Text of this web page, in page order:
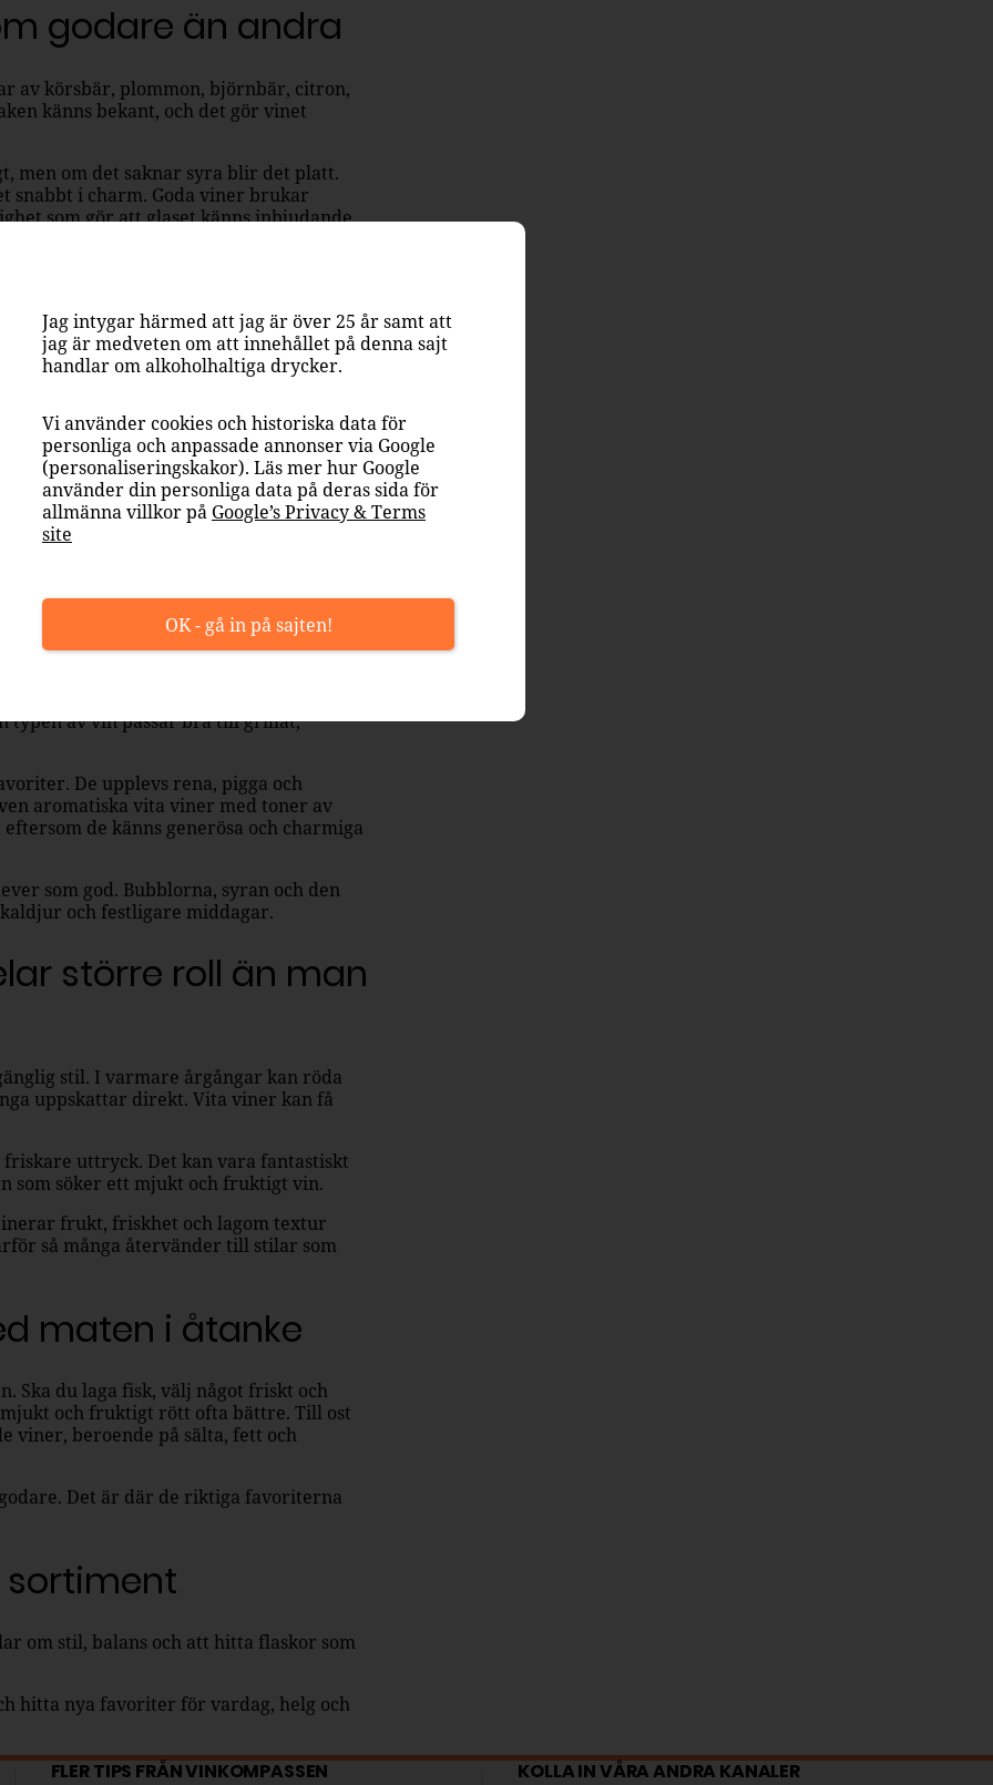
godare än andra
av körsbär, plommon, björnbär, citron,
känns bekant, och det gör vinet
men om det saknar syra blir det platt.
snabbt i charm. Goda viner brukar
som gör att glaset känns inbjudande
många tycker om:
mat blir ofta publikfavoriter. Ett
som fungerar från aperitif till förrätt
är goda
medelhög strävhet, generös frukt och
De känns sällan kantiga, vilket gör
Här finns mer mörk frukt, ibland inslag
typen av vin passar bra till grillat,
De upplevs rena, pigga och
aromatiska vita viner med toner av
de känns generösa och charmiga
som god. Bubblorna, syran och den
och festligare middagar.
större roll än man
stil. I varmare årgångar kan röda
uppskattar direkt. Vita viner kan få
uttryck. Det kan vara fantastiskt
som söker ett mjukt och fruktigt vin.
frukt, friskhet och lagom textur
så många återvänder till stilar som
maten i åtanke
Ska du laga fisk, välj något friskt och
och fruktigt rött ofta bättre. Till ost
viner, beroende på sälta, fett och
Det är där de riktiga favoriterna
sortiment
om stil, balans och att hitta flaskor som
hitta nya favoriter för vardag, helg och
FLER TIPS FRÅN VINKOMPASSEN KOLLA IN VÅRA ANDRA KANALER
Jag intygar härmed att jag är över 25 år samt att
jag är medveten om att innehållet på denna sajt
handlar om alkoholhaltiga drycker.
Vi använder cookies och historiska data för
personliga och anpassade annonser via Google
(personaliseringskakor). Läs mer hur Google
använder din personliga data på deras sida för
allmänna villkor på Google’s Privacy & Terms
site
OK - gå in på sajten!